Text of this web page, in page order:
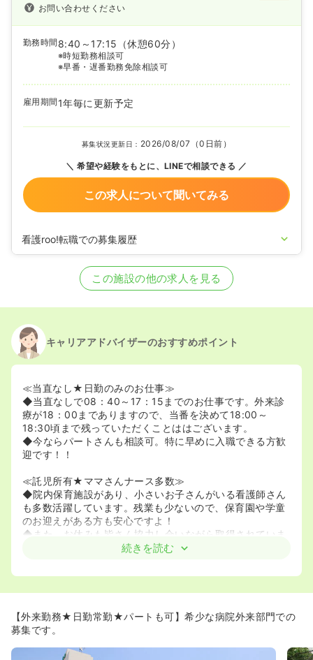
お問い合わせください
勤務時間 8:40～17:15 （休憩60分）
※時短勤務相談可
※早番・遅番勤務免除相談可
雇用期間 1年毎に更新予定
募集状況更新日： 2026/08/07（0日前）
希望や経験をもとに、LINEで相談できる
この求人について聞いてみる
看護roo!転職での募集履歴
正・准看護師の募集を休止
正・准看護師を募集中
この施設の他の求人を見る
キャリアアドバイザーのおすすめポイント
≪当直なし★日勤のみのお仕事≫
◆当直なしで08：40～17：15までのお仕事です。外来診
療が18：00までありますので、当番を決めて18:00～
18:30頃まで残っていただくことははございます。
◆今ならパートさんも相談可。特に早めに入職できる方歓
迎です！！
≪託児所有★ママさんナース多数≫
◆院内保育施設があり、小さいお子さんがいる看護師さん
も多数活躍しています。残業も少ないので、保育園や学童
のお迎えがある方も安心ですよ！
◆また、お休みも皆さん協力し合いながら取得されていま
すので、学校行事やお子様の急な体調不良の時も安心で
久々・・・という方もご安心ください。現場で丁寧に指導
していただけますので、病棟勤務に少し不安のある方もぜ
◆実際に、10年以上病棟勤務から離れていたという40
続きを読む
【外来勤務★日勤常勤★パートも可】希少な病院外来部門での
募集です。